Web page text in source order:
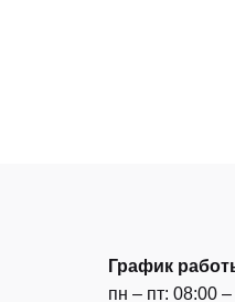
График
пн – пт: 08:00